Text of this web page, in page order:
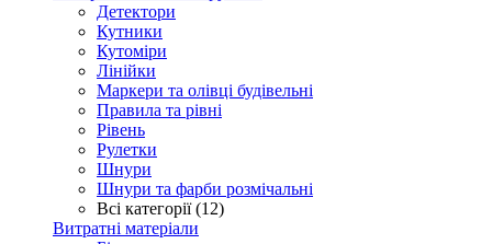
Детектори
Кутники
Кутоміри
Лінійки
Маркери та олівці будівельні
Правила та рівні
Рівень
Рулетки
Шнури
Шнури та фарби розмічальні
Всі категорії (12)
Витратні матеріали